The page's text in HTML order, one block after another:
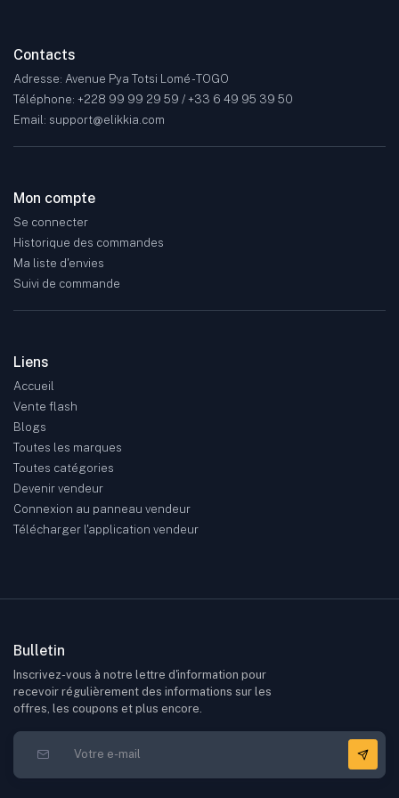
Contacts
Adresse: Avenue Pya Totsi Lomé - TOGO
Téléphone: +228 99 99 29 59 / +33 6 49 95 39 50
Email: support@elikkia.com
Mon compte
Se connecter
Historique des commandes
Ma liste d'envies
Suivi de commande
Liens
Accueil
Vente flash
Blogs
Toutes les marques
Toutes catégories
Devenir vendeur
Connexion au panneau vendeur
Télécharger l'application vendeur
Bulletin
Inscrivez-vous à notre lettre d'information pour
recevoir régulièrement des informations sur les
offres, les coupons et plus encore.